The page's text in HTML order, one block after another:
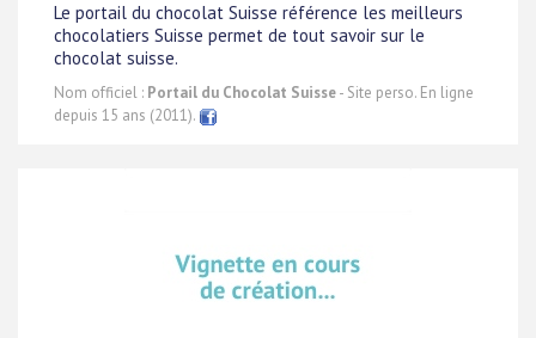
Le portail du chocolat Suisse référence les meilleurs
chocolatiers Suisse permet de tout savoir sur le
chocolat suisse.
Nom officiel : Portail du Chocolat Suisse- Site perso. En ligne
depuis 15 ans (2011).